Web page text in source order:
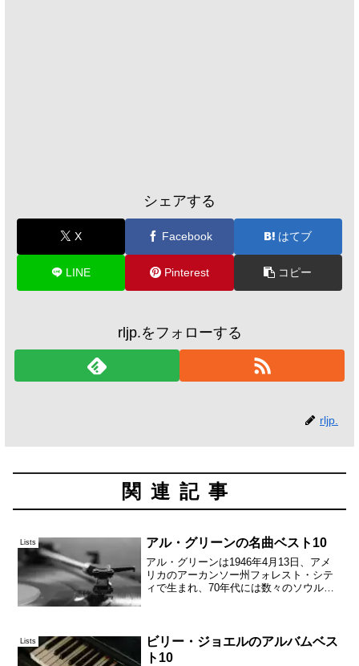
シェアする
X Facebook はてブ
LINE Pinterest コピー
rljp.をフォローする
rljp.
関連記事
Lists アル・グリーンの名曲ベスト10
アル・グリーンは1946年4月13日、アメ
リカのアーカンソー州フォレスト・シテ
ィで生まれ、70年代には数々のソウルヒ
に定評があるが...
Lists
ビリー・ジョエルのアルバムベス
ト10